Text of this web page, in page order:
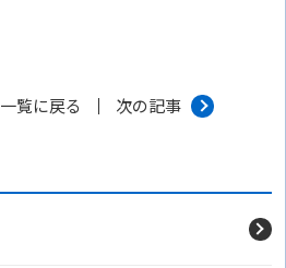
一覧に戻る 次の記事